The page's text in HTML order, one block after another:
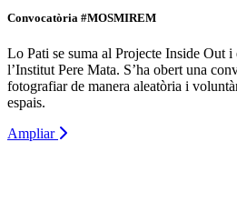
Convocatòria #MOSMIREM
Lo Pati se suma al Projecte Inside Out
l’Institut Pere Mata. S’ha obert una
fotografiar de manera aleatòria i
espais.
Ampliar